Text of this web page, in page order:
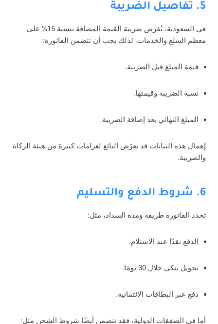
5. تفاصيل الضريبة
في السعودية، تُفرض ضريبة القيمة المضافة بنسبة 15% على
معظم السلع والخدمات. لذلك يجب أن تتضمن الفاتورة:
قيمة المبلغ قبل الضريبة.
نسبة الضريبة وقيمتها.
المبلغ النهائي بعد إضافة الضريبة.
إهمال هذه البيانات قد يعرّض البائع لغرامات كبيرة من هيئة الزكاة
والضريبة.
6. شروط الدفع والتسليم
تحدد الفاتورة طريقة ومدة السداد، مثل:
الدفع نقدًا عند الاستلام.
تحويل بنكي خلال 30 يومًا.
دفع عبر البطاقات الائتمانية.
أما في الصفقات الدولية، فقد تتضمن أيضًا شروط الشحن مثل: